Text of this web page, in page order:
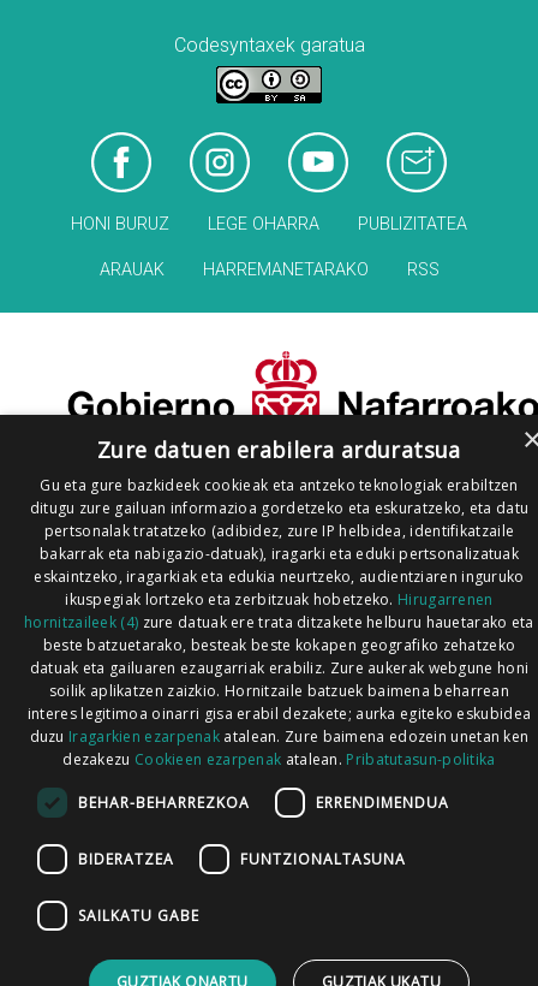
Codesyntaxek garatua
HONI BURUZ LEGE OHARRA PUBLIZITATEA
ARAUAK HARREMANETARAKO RSS
Zure datuen erabilera arduratsua
Gu eta gure bazkideek cookieak eta antzeko teknologiak erabiltzen
ditugu zure gailuan informazioa gordetzeko eta eskuratzeko, eta datu
pertsonalak tratatzeko (adibidez, zure IP helbidea, identifikatzaile
bakarrak eta nabigazio-datuak), iragarki eta eduki pertsonalizatuak
eskaintzeko, iragarkiak eta edukia neurtzeko, audientziaren inguruko
ikuspegiak lortzeko eta zerbitzuak hobetzeko. Hirugarrenen
hornitzaileek (4) zure datuak ere trata ditzakete helburu hauetarako eta
beste batzuetarako, besteak beste kokapen geografiko zehatzeko
datuak eta gailuaren ezaugarriak erabiliz. Zure aukerak webgune honi
soilik aplikatzen zaizkio. Hornitzaile batzuek baimena beharrean
interes legitimoa oinarri gisa erabil dezakete; aurka egiteko eskubidea
duzu Iragarkien ezarpenak atalean. Zure baimena edozein unetan ken
dezakezu Cookieen ezarpenak atalean. Pribatutasun-politika
BEHAR-BEHARREZKOA ERRENDIMENDUA
BIDERATZEA FUNTZIONALTASUNA
SAILKATU GABE
GUZTIAK ONARTU GUZTIAK UKATU